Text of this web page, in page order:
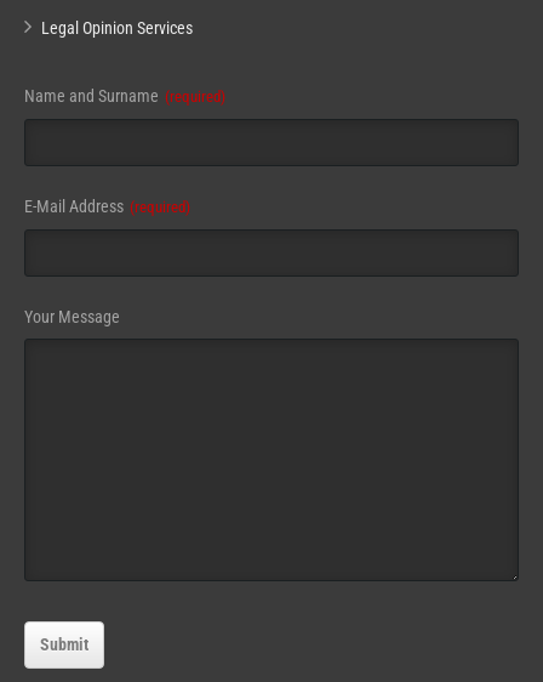
Legal Opinion Services
Name and Surname (required)
E-Mail Address (required)
Your Message
Submit